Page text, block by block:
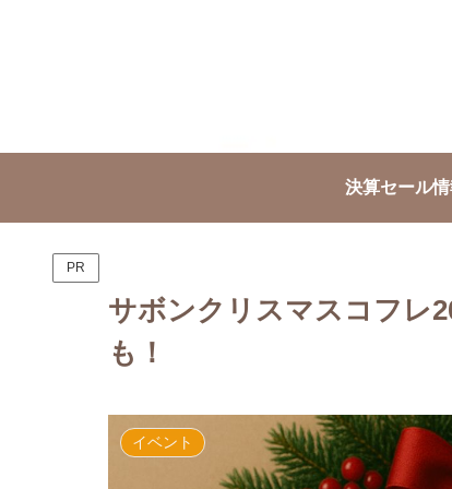
決算セール情
PR
サボンクリスマスコフレ
も！
イベント